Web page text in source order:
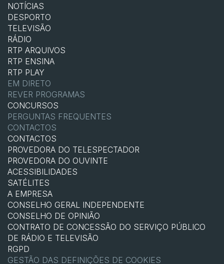
NOTÍCIAS
DESPORTO
TELEVISÃO
RÁDIO
RTP ARQUIVOS
RTP ENSINA
RTP PLAY
EM DIRETO
REVER PROGRAMAS
CONCURSOS
PERGUNTAS FREQUENTES
CONTACTOS
CONTACTOS
PROVEDORA DO TELESPECTADOR
PROVEDORA DO OUVINTE
ACESSIBILIDADES
SATÉLITES
A EMPRESA
CONSELHO GERAL INDEPENDENTE
CONSELHO DE OPINIÃO
CONTRATO DE CONCESSÃO DO SERVIÇO PÚBLICO
DE RÁDIO E TELEVISÃO
RGPD
GESTÃO DAS DEFINIÇÕES DE COOKIES